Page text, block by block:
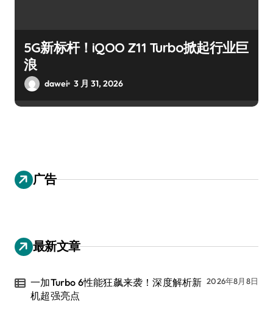
5G新标杆！iQOO Z11 Turbo掀起行业巨
浪
dawei 3 月 31, 2026
广告
最新文章
一加Turbo 6性能狂飙来袭！深度解析新
机超强亮点
2026年8月8日